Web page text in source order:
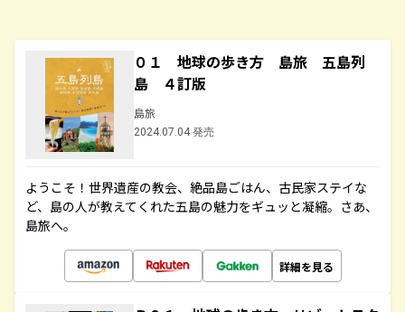
０１ 地球の歩き方 島旅 五島列
島 ４訂版
島旅
2024.07.04 発売
ようこそ！世界遺産の教会、絶品島ごはん、古民家ステイな
ど、島の人が教えてくれた五島の魅力をギュッと凝縮。さあ、
島旅へ。
詳細を見る